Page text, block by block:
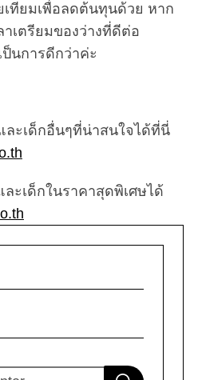
เทียมเพื่อลดต้นทุนด้วย หาก
เตรียมของว่างที่ดีต่อ
นการดีกว่าค่ะ
ะเด็กอื่นๆที่น่าสนใจได้ที่นี่
ะเด็กในราคาสุดพิเศษได้